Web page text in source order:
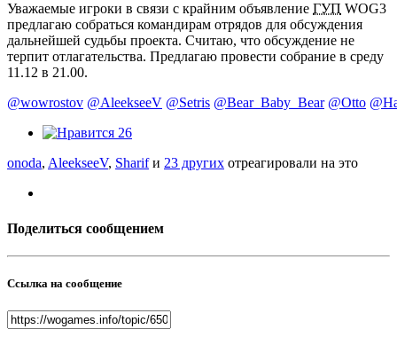
Уважаемые игроки в связи с крайним объявление ГУП WOG3
предлагаю собраться командирам отрядов для обсуждения
дальнейшей судьбы проекта. Считаю, что обсуждение не
терпит отлагательства. Предлагаю провести собрание в среду
11.12 в 21.00.
@wowrostov @AleekseeV @Setris @Bear_Baby_Bear @Otto
26
onoda, AleekseeV, Sharifи 23 других отреагировали на это
Поделиться сообщением
Ссылка на сообщение